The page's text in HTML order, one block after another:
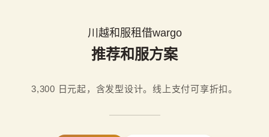
川越和服租借wargo
推荐和服方案
3,300 日元起，含发型设计。线上支付可享折扣。